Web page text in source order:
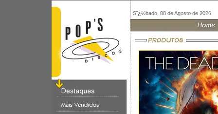
Sï¿½bado, 08 de Agosto de 2026